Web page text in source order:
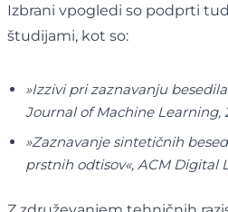
Izbrani vpogledi so podprti
študijami, kot so:
»Izzivi pri zaznavanju
Journal of Machine Learning,
»Zaznavanje sintetičnih
prstnih odtisov«, ACM Digital